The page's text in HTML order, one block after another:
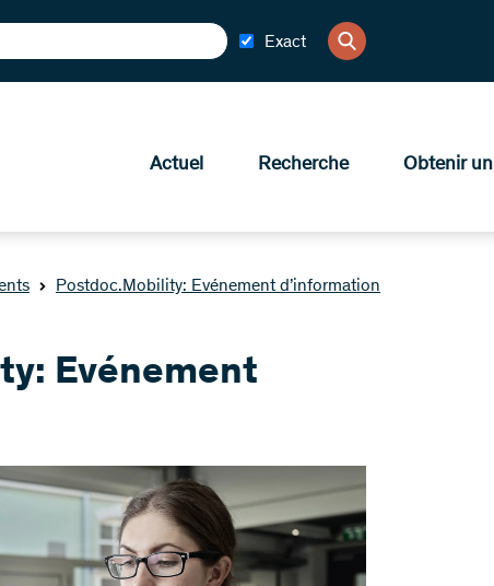
Exact
Actuel Recherche Obtenir
Postdoc.Mobility: Evénement d’information
Evénement